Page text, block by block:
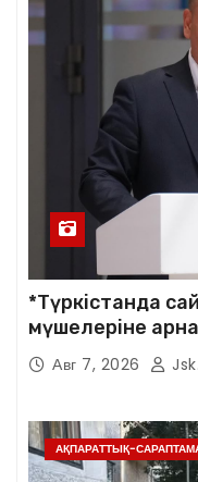
*Түркістанда
мүшелеріне
Авг 7, 2026
АҚПАРАТТЫҚ-